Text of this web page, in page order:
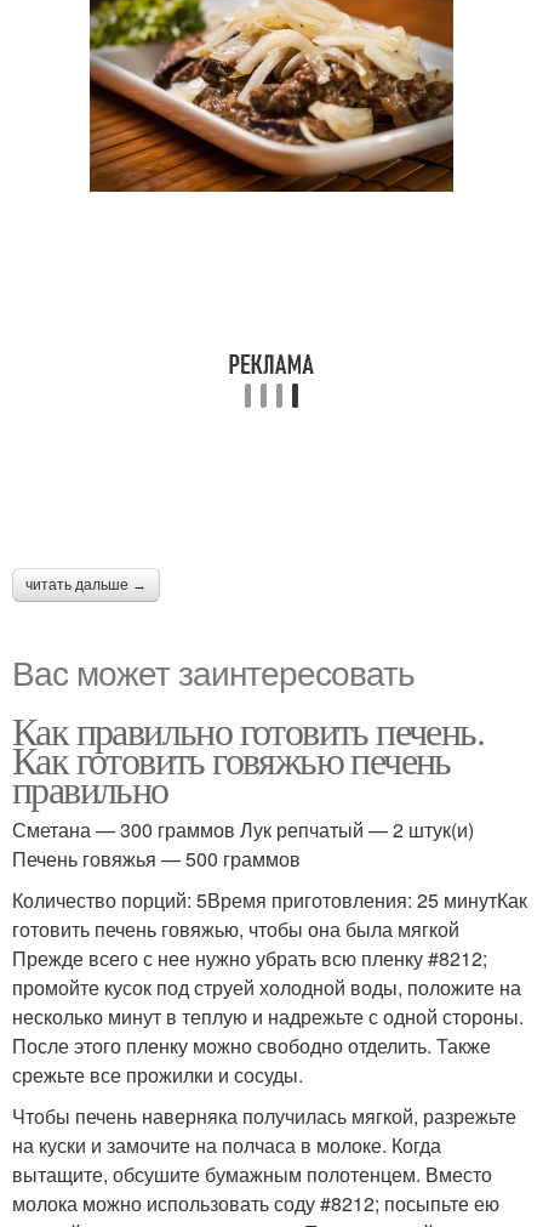
читать дальше →
Вас может заинтересовать
Как правильно готовить печень.
Как готовить говяжью печень
правильно
Сметана — 300 граммов Лук репчатый — 2 штук(и)
Печень говяжья — 500 граммов
Количество порций: 5Время приготовления: 25 минутКак
готовить печень говяжью, чтобы она была мягкой
Прежде всего с нее нужно убрать всю пленку #8212;
промойте кусок под струей холодной воды, положите на
несколько минут в теплую и надрежьте с одной стороны.
После этого пленку можно свободно отделить. Также
срежьте все прожилки и сосуды.
Чтобы печень наверняка получилась мягкой, разрежьте
на куски и замочите на полчаса в молоке. Когда
вытащите, обсушите бумажным полотенцем. Вместо
молока можно использовать соду #8212; посыпьте ею